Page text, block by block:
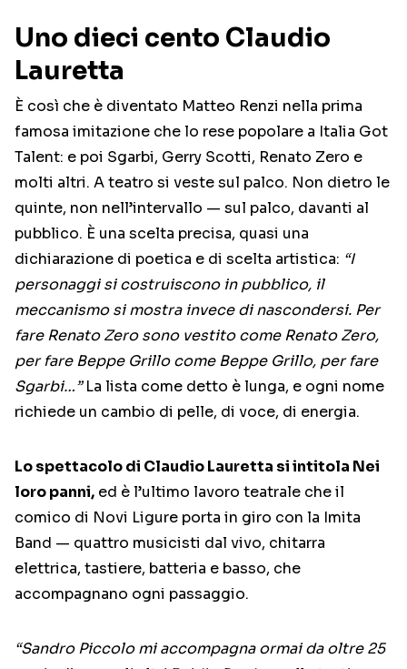
Uno dieci cento Claudio
Lauretta
È così che è diventato Matteo Renzi nella prima
famosa imitazione che lo rese popolare a Italia Got
Talent: e poi Sgarbi, Gerry Scotti, Renato Zero e
molti altri. A teatro si veste sul palco. Non dietro le
quinte, non nell’intervallo — sul palco, davanti al
pubblico. È una scelta precisa, quasi una
dichiarazione di poetica e di scelta artistica: “I
personaggi si costruiscono in pubblico, il
meccanismo si mostra invece di nascondersi. Per
fare Renato Zero sono vestito come Renato Zero,
per fare Beppe Grillo come Beppe Grillo, per fare
Sgarbi…”La lista come detto è lunga, e ogni nome
richiede un cambio di pelle, di voce, di energia.
Lo spettacolo di Claudio Lauretta si intitola Nei
loro panni, ed è l’ultimo lavoro teatrale che il
comico di Novi Ligure porta in giro con la Imita
Band — quattro musicisti dal vivo, chitarra
elettrica, tastiere, batteria e basso, che
accompagnano ogni passaggio.
“Sandro Piccolo mi accompagna ormai da oltre 25